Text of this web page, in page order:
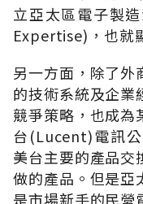
立亞太區電子製
Expertise)，也就
另一方面，除了外
的技術系統及企業
競爭策略，也成為
台(Lucent)電訊
美台主要的產品交
做的產品。但是亞
是市場新手的民營